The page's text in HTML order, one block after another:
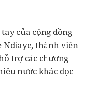
của cộng đồng
Ndiaye, thành viên
trợ các chương
nước khác dọc